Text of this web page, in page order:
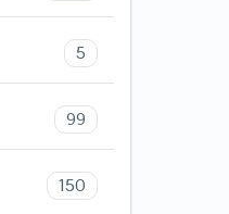
5
99
150